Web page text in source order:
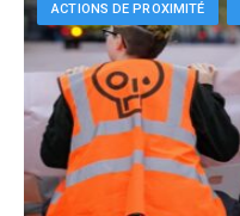
ACTIONS DE PROXIMITÉ